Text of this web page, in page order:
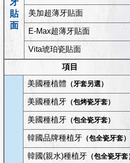
貼
面
美加超薄牙貼面
E-Max超薄牙貼面
Vita琥珀瓷貼面
項目
美國種植體 （牙套另選）
美國種植牙（包烤瓷牙套）
美國種植牙（包全瓷牙套）
韓國品牌種植牙（包全瓷牙套）
韓國(親水)種植牙（包全瓷牙套